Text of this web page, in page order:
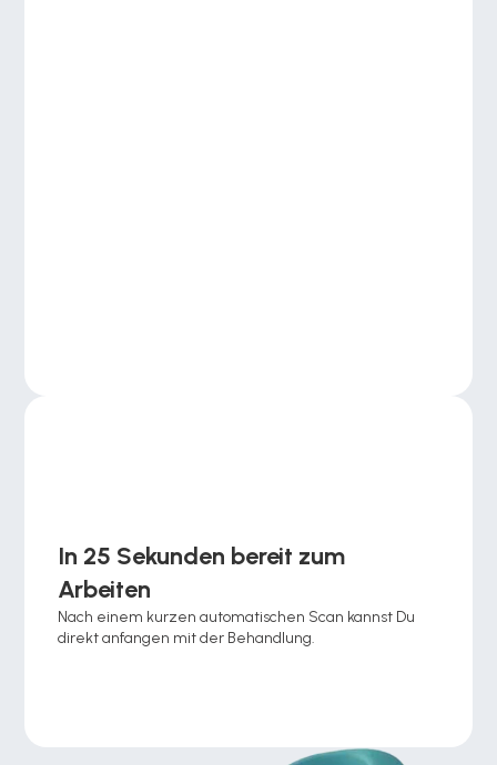
In 25 Sekunden bereit zum
Arbeiten
Nach einem kurzen automatischen Scan kannst Du
direkt anfangen mit der Behandlung.